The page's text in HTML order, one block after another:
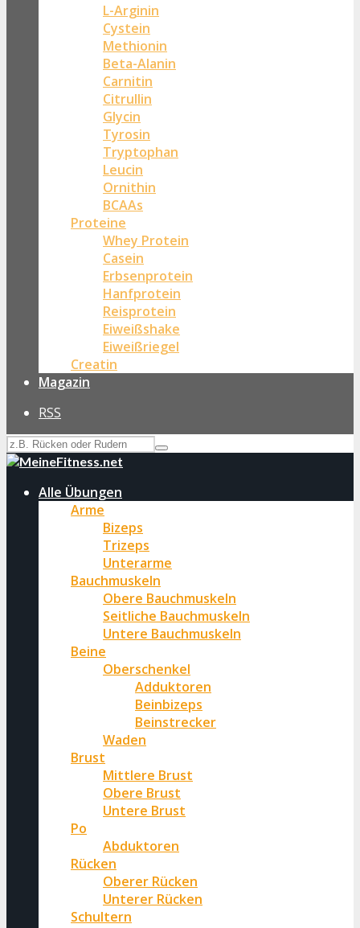
L-Arginin
Cystein
Methionin
Beta-Alanin
Carnitin
Citrullin
Glycin
Tyrosin
Tryptophan
Leucin
Ornithin
BCAAs
Proteine
Whey Protein
Casein
Erbsenprotein
Hanfprotein
Reisprotein
Eiweißshake
Eiweißriegel
Creatin
Magazin
RSS
Alle Übungen
Arme
Bizeps
Trizeps
Unterarme
Bauchmuskeln
Obere Bauchmuskeln
Seitliche Bauchmuskeln
Untere Bauchmuskeln
Beine
Oberschenkel
Adduktoren
Beinbizeps
Beinstrecker
Waden
Brust
Mittlere Brust
Obere Brust
Untere Brust
Po
Abduktoren
Rücken
Oberer Rücken
Unterer Rücken
Schultern